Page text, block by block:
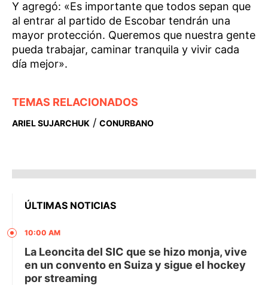
Y agregó: «Es importante que todos sepan que
al entrar al partido de Escobar tendrán una
mayor protección. Queremos que nuestra gente
pueda trabajar, caminar tranquila y vivir cada
día mejor».
TEMAS RELACIONADOS
ARIEL SUJARCHUK / CONURBANO
ÚLTIMAS NOTICIAS
10:00 AM
La Leoncita del SIC que se hizo monja, vive
en un convento en Suiza y sigue el hockey
por streaming